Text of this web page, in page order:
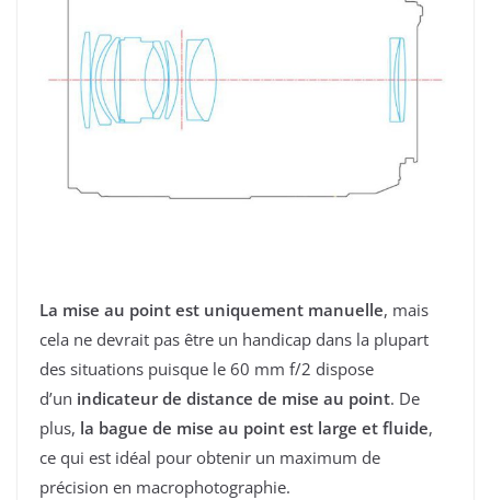
La mise au point est uniquement manuelle, mais
cela ne devrait pas être un handicap dans la plupart
des situations puisque le 60 mm f/2 dispose
d’un indicateur de distance de mise au point. De
plus, la bague de mise au point est large et fluide,
ce qui est idéal pour obtenir un maximum de
précision en macrophotographie.